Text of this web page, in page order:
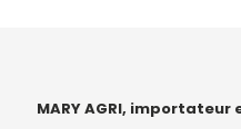
MARY AGRI, importateur